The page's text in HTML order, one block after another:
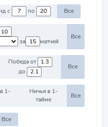
Против команд с по Все
за
матчей
Все
Победа от
до
Все
1-
Ничья в 1-
тайме
Все
Все